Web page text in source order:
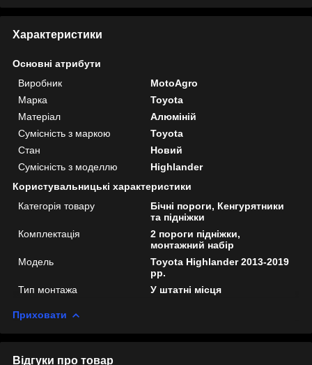
Характеристики
Основні атрибути
Виробник
MotoAgro
Марка
Toyota
Матеріал
Алюміній
Сумісність з маркою
Toyota
Стан
Новий
Сумісність з моделлю
Highlander
Користувальницькі характеристики
Категорія товару
Бічні пороги, Кенгурятники
та підніжки
Комплектація
2 пороги підніжки,
монтажний набір
Мoдель
Toyota Highlander 2013-2019
рр.
Тип монтажа
У штатні місця
Приховати
Відгуки про товар